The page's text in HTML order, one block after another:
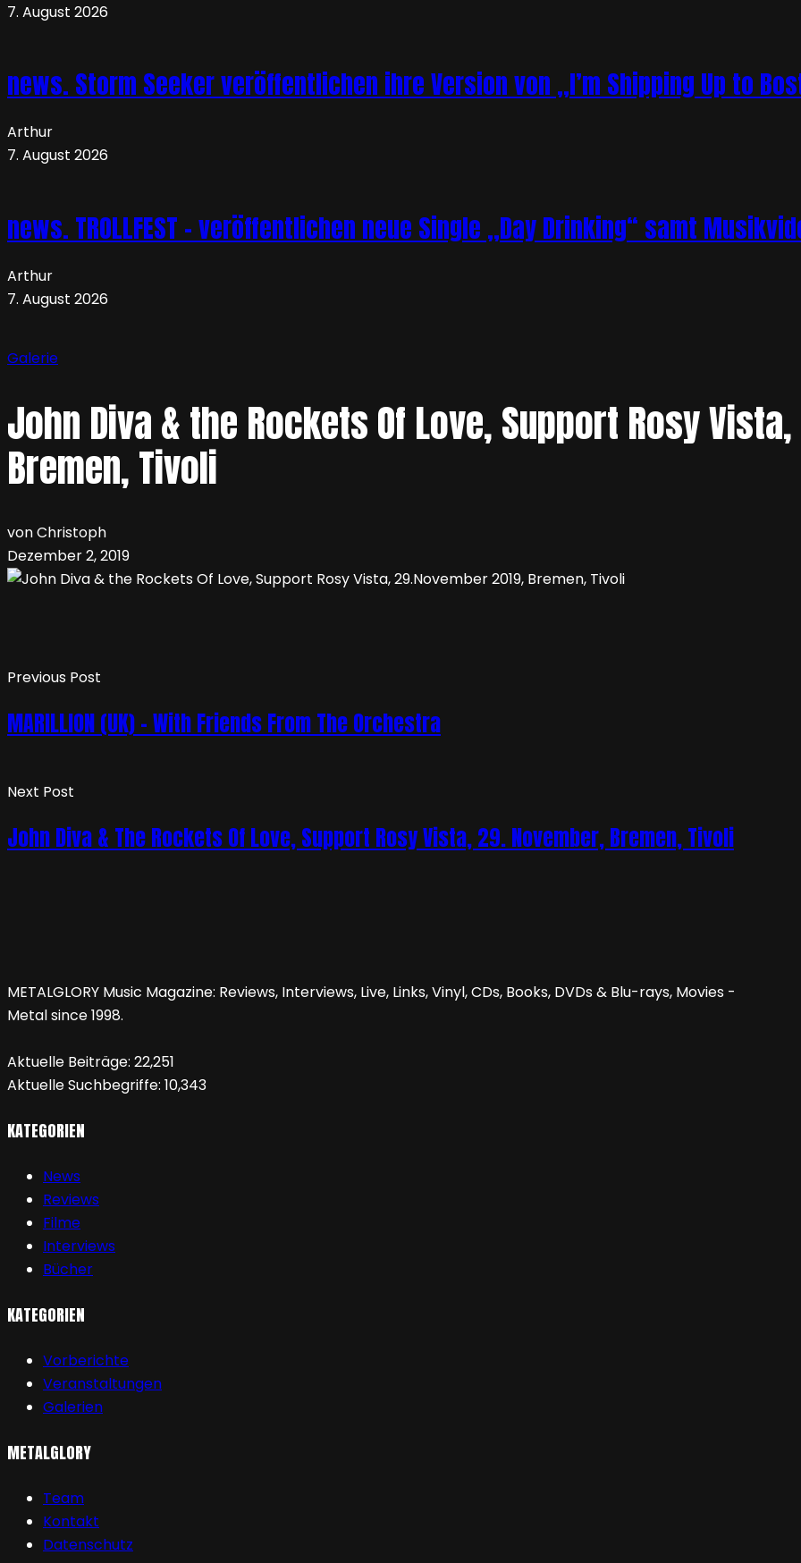
7. August 2026
news. Storm Seeker veröffentlichen ihre Version von „I’m Shipping Up to
Arthur
7. August 2026
news. TROLLFEST – veröffentlichen neue Single „Day Drinking“ samt
Arthur
7. August 2026
Galerie
John Diva & the Rockets Of Love, Support Rosy
Bremen, Tivoli
von Christoph
Dezember 2, 2019
Previous Post
MARILLION (UK) – With Friends From The Orchestra
Next Post
John Diva & The Rockets Of Love, Support Rosy Vista, 29. November, Bremen, Tivoli
METALGLORY Music Magazine: Reviews, Interviews, Live, Links, Vinyl, CDs, Books, DVDs & Blu-rays, Movies -
Metal since 1998.
Aktuelle Beiträge: 22,251
Aktuelle Suchbegriffe: 10,343
KATEGORIEN
News
Reviews
Filme
Interviews
Bücher
KATEGORIEN
Vorberichte
Veranstaltungen
Galerien
METALGLORY
Team
Kontakt
Datenschutz